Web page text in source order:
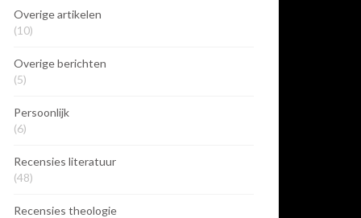
Overige artikelen
(10)
Overige berichten
(5)
Persoonlijk
(6)
Recensies literatuur
(48)
Recensies theologie